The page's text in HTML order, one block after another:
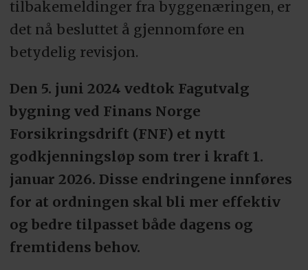
tilbakemeldinger fra byggenæringen, er
det nå besluttet å gjennomføre en
betydelig revisjon.
Den 5. juni 2024 vedtok Fagutvalg
bygning ved Finans Norge
Forsikringsdrift (FNF) et nytt
godkjenningsløp som trer i kraft 1.
januar 2026. Disse endringene innføres
for at ordningen skal bli mer effektiv
og bedre tilpasset både dagens og
fremtidens behov.